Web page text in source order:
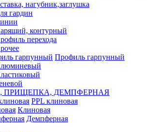
нагубник,заглушка
гардин
контурный
перехода
Профиль гарпунный
ПРИЩЕПКА, ДЕМПФЕРНАЯ
PPL клиновая
Клиновая
Демпферная